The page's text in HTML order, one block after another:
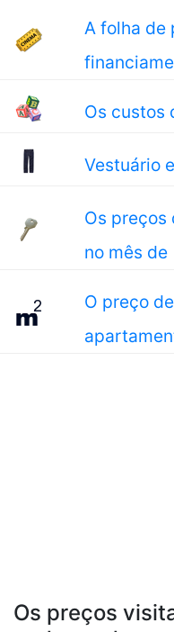
A folha de
Os custos
Vestuário
Os preços
no mês de
O preço
Os preços